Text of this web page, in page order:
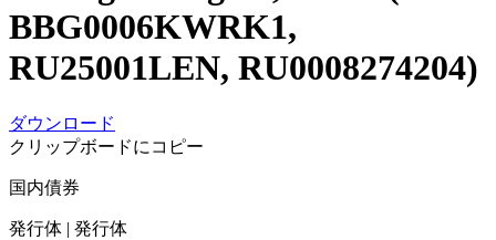
BBG0006KWRK1,
RU25001LEN, RU0008274204)
ダウンロード
クリップボードにコピー
国内債券
発行体 | 発行体